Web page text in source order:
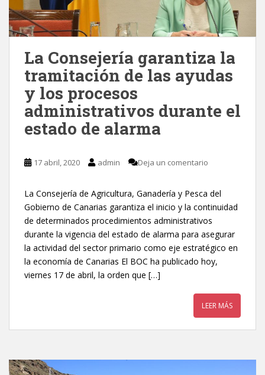
La Consejería garantiza la
tramitación de las ayudas
y los procesos
administrativos durante el
estado de alarma
17 abril, 2020 admin Deja un comentario
La Consejería de Agricultura, Ganadería y Pesca del
Gobierno de Canarias garantiza el inicio y la continuidad
de determinados procedimientos administrativos
durante la vigencia del estado de alarma para asegurar
la actividad del sector primario como eje estratégico en
la economía de Canarias El BOC ha publicado hoy,
viernes 17 de abril, la orden que […]
LEER MÁS